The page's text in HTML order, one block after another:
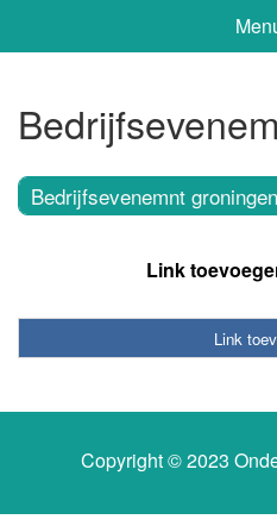
Bedrijfsevenemnt groningen
Link
Link
Copyright © 2023